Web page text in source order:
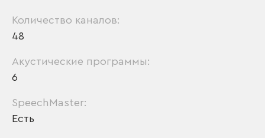
Количество каналов:
48
Акустические программы:
6
SpeechMaster:
Есть